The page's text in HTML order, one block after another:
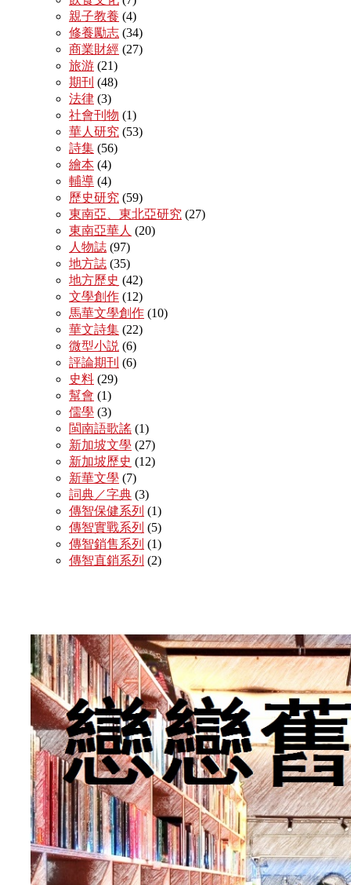
親子教養 (4)
修養勵志 (34)
商業財經 (27)
旅游 (21)
期刊 (48)
法律 (3)
社會刊物 (1)
華人研究 (53)
詩集 (56)
繪本 (4)
輔導 (4)
歷史研究 (59)
東南亞、東北亞研究 (27)
東南亞華人 (20)
人物誌 (97)
地方誌 (35)
地方歷史 (42)
文學創作 (12)
馬華文學創作 (10)
華文詩集 (22)
微型小説 (6)
評論期刊 (6)
史料 (29)
幫會 (1)
儒學 (3)
閩南語歌謠 (1)
新加坡文學 (27)
新加坡歷史 (12)
新華文學 (7)
詞典／字典 (3)
傳智保健系列 (1)
傳智實戰系列 (5)
傳智銷售系列 (1)
傳智直銷系列 (2)